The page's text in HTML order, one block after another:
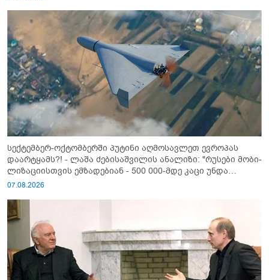
სექტემბერ-ოქტომბერში პუტინი აღმოსავლეთ ევროპას
დაარტყამს?! - ლაშა ძებისაშვილის ანალიზი: "რუსები მობი­
ლიზაციისთვის ემზადებიან - 500 000-მდე კაცი უნდა
გაიწვიონ ომში"
07.08.2026